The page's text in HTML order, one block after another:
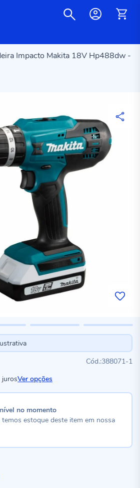
Impacto Makita 18V Hp488dw -
388071-1
jurosVer opções
no momento
estoque deste item em nossa